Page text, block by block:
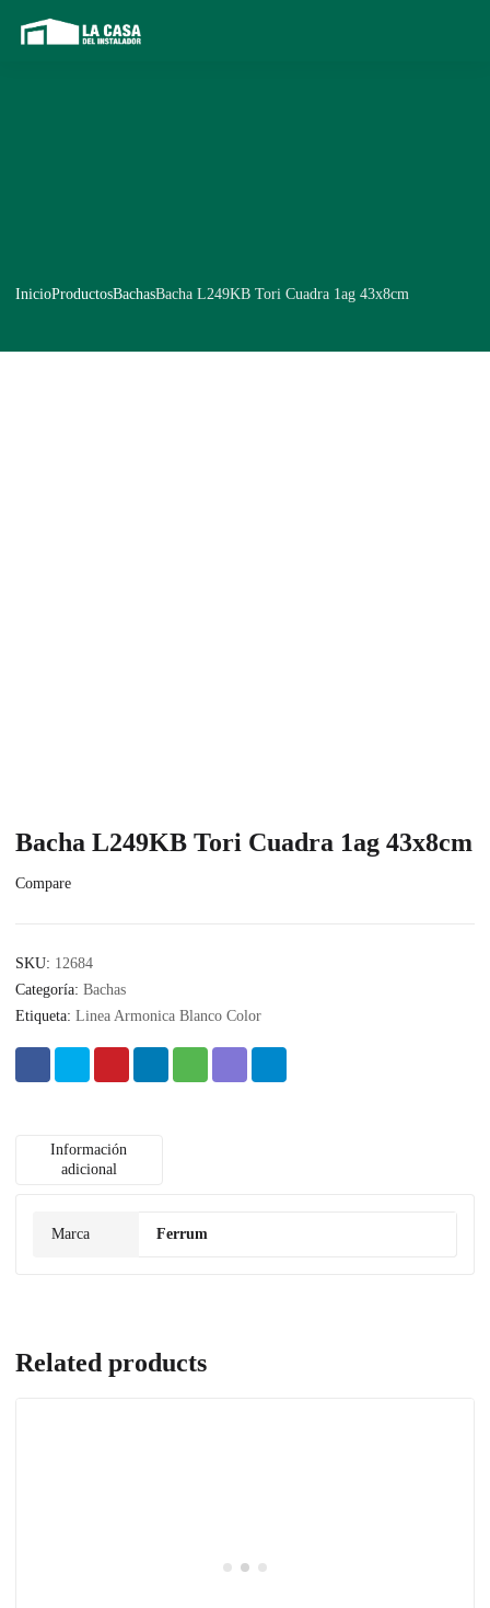
InicioProductosBachasBacha L249KB Tori Cuadra 1ag 43x8cm
Bacha L249KB Tori Cuadra 1ag 43x8cm
Compare
SKU: 12684
Categoría: Bachas
Etiqueta: Linea Armonica Blanco Color
Información
adicional
Marca Ferrum
Related products